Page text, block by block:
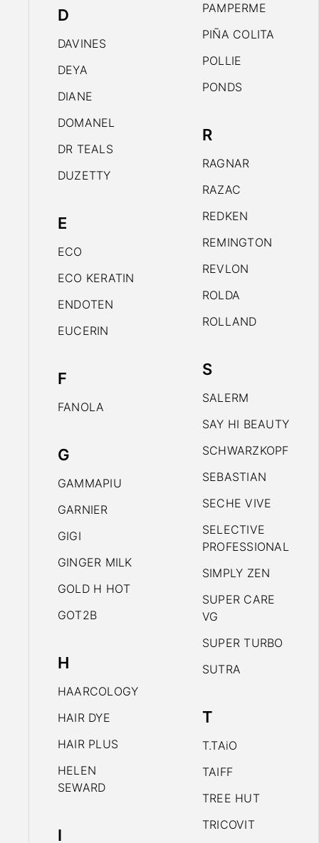
D
DAVINES
DEYA
DIANE
DOMANEL
DR TEALS
DUZETTY
E
ECO
ECO KERATIN
ENDOTEN
EUCERIN
F
FANOLA
G
GAMMAPIU
GARNIER
GIGI
GINGER MILK
GOLD H HOT
GOT2B
H
HAARCOLOGY
HAIR DYE
HAIR PLUS
HELEN
SEWARD
I
PAMPERME
PIÑA COLITA
POLLIE
PONDS
R
RAGNAR
RAZAC
REDKEN
REMINGTON
REVLON
ROLDA
ROLLAND
S
SALERM
SAY HI BEAUTY
SCHWARZKOPF
SEBASTIAN
SECHE VIVE
SELECTIVE
PROFESSIONAL
SIMPLY ZEN
SUPER CARE
VG
SUPER TURBO
SUTRA
T
T.TAiO
TAIFF
TREE HUT
TRICOVIT